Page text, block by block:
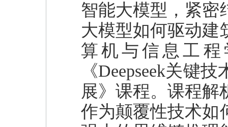
智能大模型，紧密
大模型如何驱动建
算机与信息工
《Deepseek关键
展》课程。课程解
作为颠覆性技术如